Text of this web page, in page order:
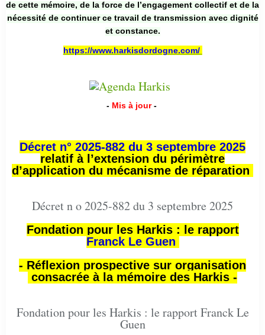
de cette mémoire, de la force de l’engagement collectif et de la
nécessité de continuer ce travail de transmission avec dignité
et constance.
https://www.harkisdordogne.com/
- Mis à jour -
Décret n° 2025-882 du 3 septembre 2025
relatif à l’extension du périmètre
d’application du mécanisme de réparation
Décret n o 2025-882 du 3 septembre 2025
Fondation pour les Harkis : le rapport
Franck Le Guen
- Réflexion prospective sur organisation
consacrée à la mémoire des Harkis -
Fondation pour les Harkis : le rapport Franck Le
Guen